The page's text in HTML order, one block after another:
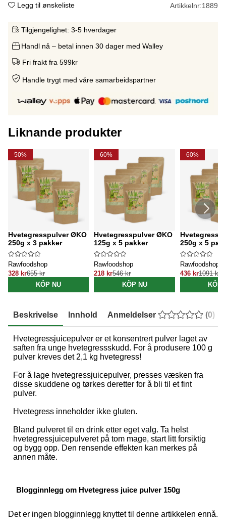
Legg til ønskeliste Artikkelnr:1889
Tilgjengelighet: 3-5 hverdager
Handl nå – betal innen 30 dager med Walley
Fri frakt fra 599kr
Handle trygt med våre samarbeidspartner
Liknande produkter
50%
Hvetegresspulver ØKO
250g x 3 pakker
Rawfoodshop
328 kr655 kr
KÖP NU
60%
Hvetegresspulver ØKO
125g x 5 pakker
Rawfoodshop
218 kr546 kr
KÖP NU
60%
250g x 5
Rawfoodshop
436 kr1091 kr
KÖP
Beskrivelse Innhold Anmeldelser (0)
Hvetegressjuicepulver er et konsentrert pulver laget av
saften fra unge hvetegressskudd. For å produsere 100 g
pulver kreves det 2,1 kg hvetegress!
For å lage hvetegressjuicepulver, presses væsken fra
disse skuddene og tørkes deretter for å bli til et fint
pulver.
Hvetegress inneholder ikke gluten.
Bland pulveret til en drink etter eget valg. Ta helst
hvetegressjuicepulveret på tom mage, start litt forsiktig
og bygg opp. Den rensende effekten kan merkes på
annen måte.
Blogginnlegg om Hvetegress juice pulver 150g
Det er ingen blogginnlegg knyttet til denne artikkelen ennå.